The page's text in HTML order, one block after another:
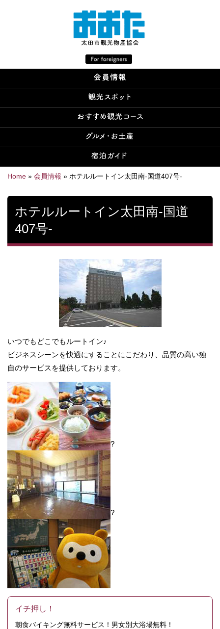
Home » 会員情報 » ホテルルートイン太田南-国道407号-
ホテルルートイン太田南-国道
407号-
いつでもどこでもルートイン♪
ビジネスシーンを快適にすることにこだわり、品質の高い独
自のサービスを提供しております。
?
?
イチ押し！
朝食バイキング無料サービス！男女別大浴場無料！